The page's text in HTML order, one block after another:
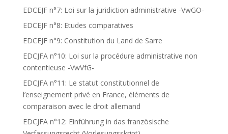
EDCEJF n°7: Loi sur la juridiction administrative -VwGO-
EDCEJF n°8: Etudes comparatives
EDCEJF n°9: Constitution du Land de Sarre
EDCJFA n°10: Loi sur la procédure administrative non
contentieuse -VwVfG-
EDCJFA n°11: Le statut constitutionnel de
l’enseignement privé en France, éléments de
comparaison avec le droit allemand
EDCJFA n°12: Einführung in das französische